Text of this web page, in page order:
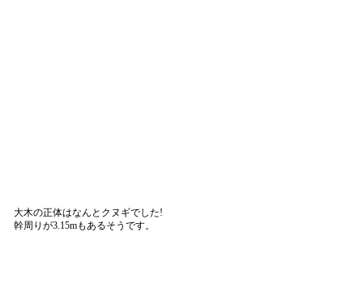
大木の正体はなんとクヌギでした!
幹周りが3.15mもあるそうです。